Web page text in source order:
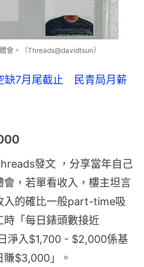
會。（Threads@davidtsun）
缺7月尾截止 民青局月薪
發文 ，分享當年自己
，若單看收入，樓主坦言
入的確比一般part-time吸
「每日錶頭數接近
淨入$1,700 - $2,000係基
賺$3,000」。